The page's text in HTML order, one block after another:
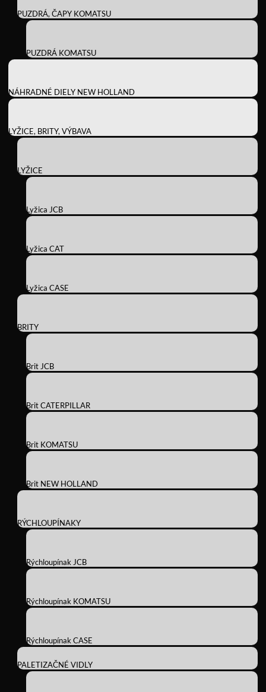
PUZDRÁ, ČAPY KOMATSU
PUZDRÁ KOMATSU
NÁHRADNÉ DIELY NEW HOLLAND
LYŽICE, BRITY, VÝBAVA
LYŽICE
Lyžica JCB
Lyžica CAT
Lyžica CASE
BRITY
Brit JCB
Brit CATERPILLAR
Brit KOMATSU
Brit NEW HOLLAND
RÝCHLOUPÍNAKY
Rýchloupínak JCB
Rýchloupínak KOMATSU
Rýchloupínak CASE
PALETIZAČNÉ VIDLY